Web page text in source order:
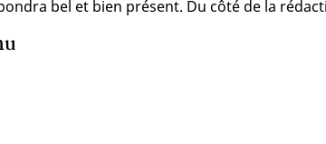
bel et bien présent. Du côté de la